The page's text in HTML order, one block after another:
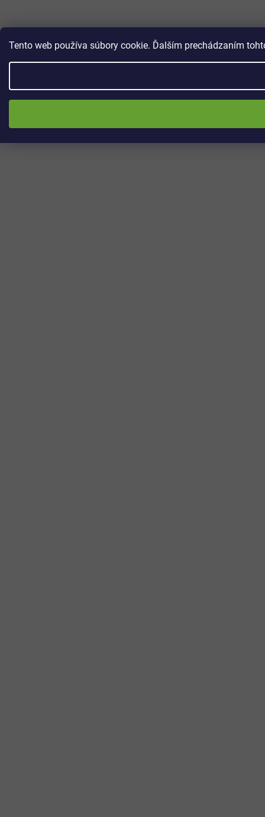
Tento web používa súbory cookie. Ďalším prechádzaním